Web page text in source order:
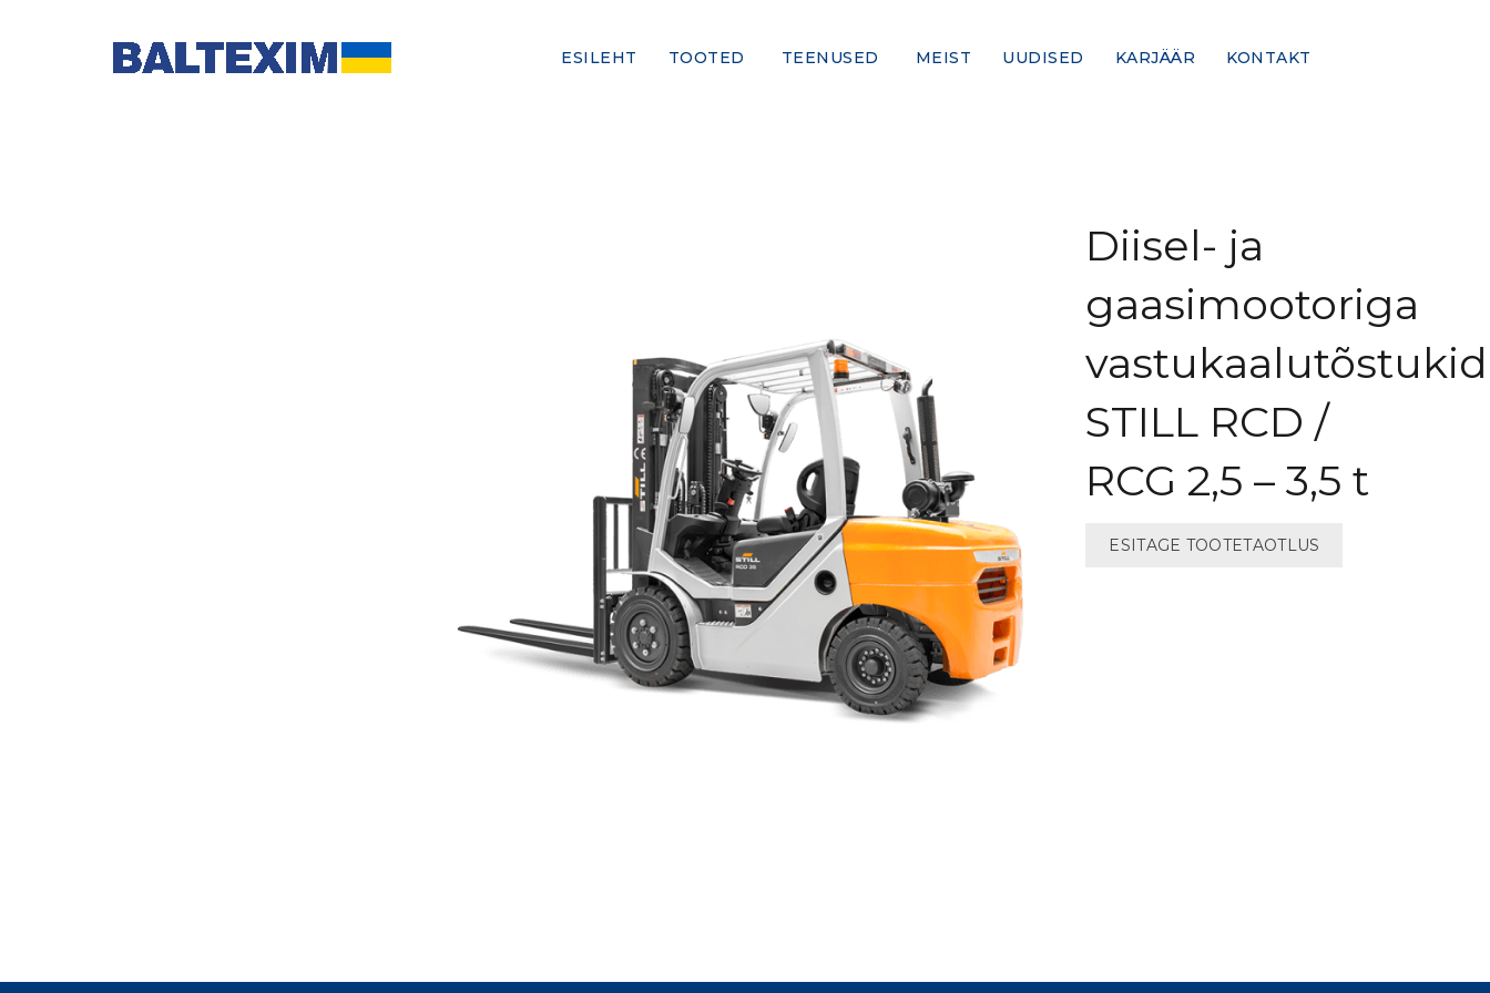
ESILEHT TOOTED TEENUSED MEIST UUDISED KARJÄÄR KONTAKT
Diisel- ja
gaasimootoriga
vastukaalutõstukid
STILL RCD /
RCG 2,5 – 3,5 t
ESITAGE TOOTETAOTLUS